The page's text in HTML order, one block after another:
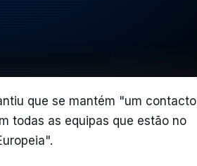
que se mantém "um contacto
todas as equipas que estão no